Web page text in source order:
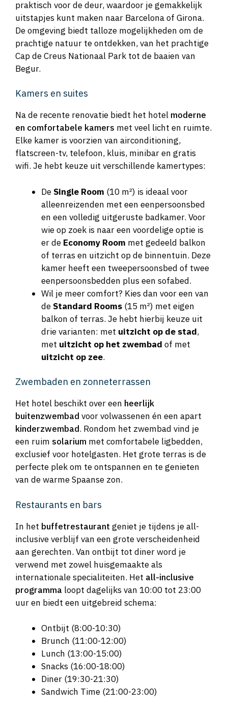
praktisch voor de deur, waardoor je gemakkelijk
uitstapjes kunt maken naar Barcelona of Girona.
De omgeving biedt talloze mogelijkheden om de
prachtige natuur te ontdekken, van het prachtige
Cap de Creus Nationaal Park tot de baaien van
Begur.
Kamers en suites
Na de recente renovatie biedt het hotel moderne
en comfortabele kamers met veel licht en ruimte.
Elke kamer is voorzien van airconditioning,
flatscreen-tv, telefoon, kluis, minibar en gratis
wifi. Je hebt keuze uit verschillende kamertypes:
DeSingle Room (10 m²) is ideaal voor
alleenreizenden met een eenpersoonsbed
en een volledig uitgeruste badkamer. Voor
wie op zoek is naar een voordelige optie is
er de Economy Room met gedeeld balkon
of terras en uitzicht op de binnentuin. Deze
kamer heeft een tweepersoonsbed of twee
eenpersoonsbedden plus een sofabed.
Wil je meer comfort? Kies dan voor een van
deStandard Rooms (15 m²) met eigen
balkon of terras. Je hebt hierbij keuze uit
drie varianten: met uitzicht op de stad,
met uitzicht op het zwembad of met
uitzicht op zee.
Zwembaden en zonneterrassen
Het hotel beschikt over een heerlijk
buitenzwembad voor volwassenen én een apart
kinderzwembad. Rondom het zwembad vind je
een ruim solarium met comfortabele ligbedden,
exclusief voor hotelgasten. Het grote terras is de
perfecte plek om te ontspannen en te genieten
van de warme Spaanse zon.
Restaurants en bars
In het buffetrestaurant geniet je tijdens je all-
inclusive verblijf van een grote verscheidenheid
aan gerechten. Van ontbijt tot diner word je
verwend met zowel huisgemaakte als
internationale specialiteiten. Het all-inclusive
programma loopt dagelijks van 10:00 tot 23:00
uur en biedt een uitgebreid schema:
Ontbijt (8:00-10:30)
Brunch (11:00-12:00)
Lunch (13:00-15:00)
Snacks (16:00-18:00)
Diner (19:30-21:30)
Sandwich Time (21:00-23:00)